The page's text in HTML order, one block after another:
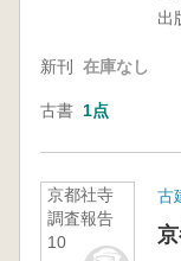
出
新刊 在庫なし
古書 1点
京都社寺
調査報告
10
古